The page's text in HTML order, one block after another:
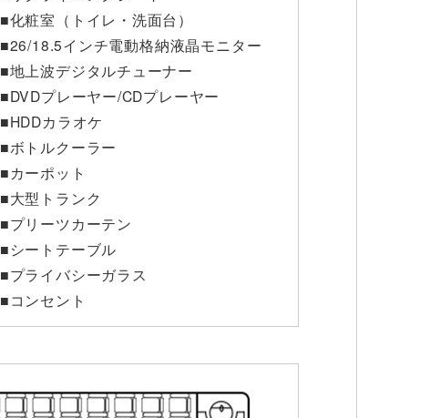
■化粧室（トイレ・洗面台）
■26/18.5インチ電動格納液晶モニター
■地上波デジタルチューナー
■DVDプレーヤー/CDプレーヤー
■HDDカラオケ
■ボトルクーラー
■カーポット
■大型トランク
■プリーツカーテン
■シートテーブル
■プライバシーガラス
■コンセント